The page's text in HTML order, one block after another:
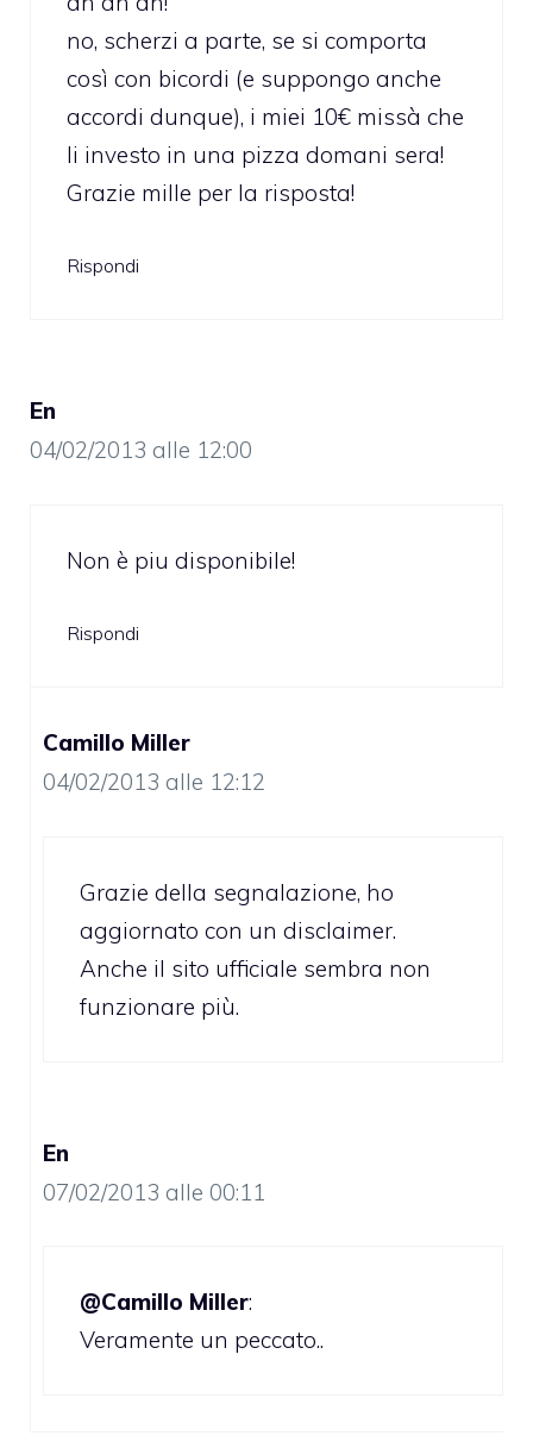
no, scherzi a parte, se si comporta
così con bicordi (e suppongo anche
accordi dunque), i miei 10€ missà che
li investo in una pizza domani sera!
Grazie mille per la risposta!
Rispondi
En
04/02/2013 alle 12:00
Non è piu disponibile!
Rispondi
Camillo Miller
04/02/2013 alle 12:12
Grazie della segnalazione, ho
aggiornato con un disclaimer.
Anche il sito ufficiale sembra non
funzionare più.
En
07/02/2013 alle 00:11
@Camillo Miller:
Veramente un peccato..